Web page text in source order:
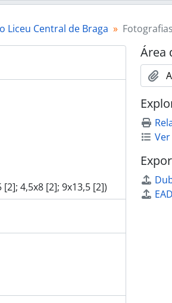
Liceu Central de Braga Fotografias
4,5x8 [2]; 9x13,5 [2])
Área